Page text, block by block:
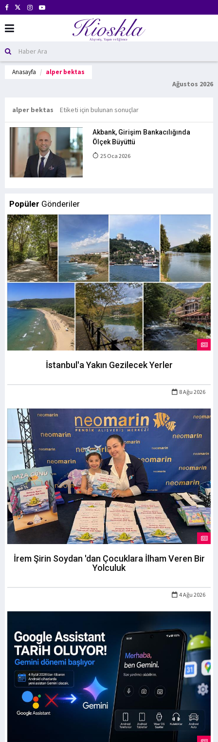
Anasayfa alper bektas
Ağustos 2026
alper bektas Etiketi için bulunan sonuçlar
Akbank, Girişim Bankacılığında
Ölçek Büyüttü
25 Oca 2026
Popüler Gönderiler
İstanbul'a Yakın Gezilecek Yerler
8 Ağu 2026
İrem Şirin Soydan 'dan Çocuklara İlham Veren Bir
Yolculuk
4 Ağu 2026